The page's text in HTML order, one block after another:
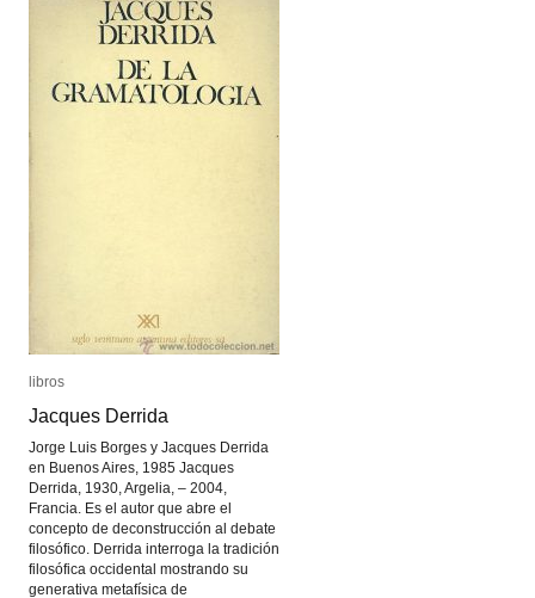
libros
Jacques Derrida
Jorge Luis Borges y Jacques Derrida
en Buenos Aires, 1985 Jacques
Derrida, 1930, Argelia, – 2004,
Francia. Es el autor que abre el
concepto de deconstrucción al debate
filosófico. Derrida interroga la tradición
filosófica occidental mostrando su
generativa metafísica de
libros
Jacques Derrida